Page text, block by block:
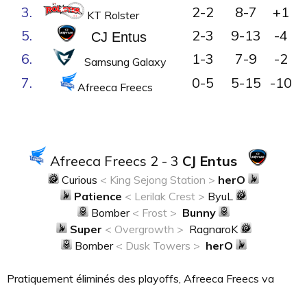
3.
KT Rolster 2-2 8-7
+1
5.
CJ Entus 2-3 9-13
-4
6.
Samsung Galaxy 1-3 7-9
-2
7.
Afreeca Freecs 0-5 5-15 -10
Afreeca Freecs 2 - 3 CJ Entus
Curious < King Sejong Station > herO
Patience < Lerilak Crest > ByuL
Bomber < Frost > Bunny
Super < Overgrowth > RagnaroK
Bomber < Dusk Towers > herO
Pratiquement éliminés des playoffs, Afreeca Freecs va